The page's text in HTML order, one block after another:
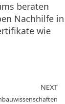
beraten
Nachhilfe in
wie
NEXT